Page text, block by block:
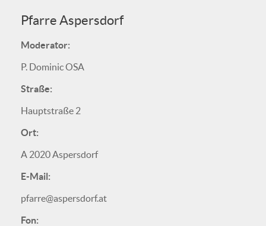
Pfarre Aspersdorf
Moderator:
P. Dominic OSA
Straße:
Hauptstraße 2
Ort:
A 2020 Aspersdorf
E-Mail:
pfarre@aspersdorf.at
Fon: